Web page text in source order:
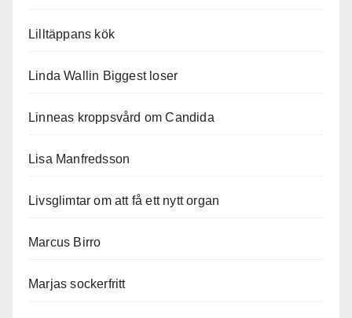
Lilltäppans kök
Linda Wallin Biggest loser
Linneas kroppsvård om Candida
Lisa Manfredsson
Livsglimtar om att få ett nytt organ
Marcus Birro
Marjas sockerfritt